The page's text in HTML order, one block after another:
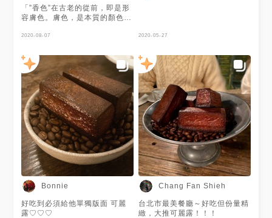
驗感受蠻不錯的 環境老宅的氛
有點貴 下次要找個白天再來吃
他們的可麗露💓💓
「”香色”在古老的從前，即是形
容膚色。膚色，是本質的顏色，
那是食物原來的模樣。」—香色
母吃的第一頓飯💛 當時還沒開
設這個帳號 沒有認真拍照，也
沒有認真記菜單 但是體驗的感
覺還是記得（尤其是付了一大筆
錢的部份😂） 印象中點了兩個
開胃菜、兩份主餐、兩份甜點跟
一支紅酒🍷 有一道 #麵疙瘩 非
常好吃！有驚豔的那種❤️ 但其
他就比較普通😂 晚餐時間來吃
感覺比較不划算 父母也比較吃
不慣，覺得只是花大錢吃氣氛
食物跟價位不呈正比💔 但不得
不說儀式感很濃厚 環境也是很
歐式的風格 尤其晚上時前院還
有超唯美燈串🕯️！ 整體是偏昏暗
的浪漫情調風格 很適合紀念日
來慶祝 不過下次如果真的還要
2020-08-07 2020-05-27
Bonnie
好吃到必須給他單獨版面 可麗
露♡︎♡︎♡︎
Chang Fan Shieh
台北市最美餐廳～好吃但份量精
緻，大推可麗露！！！